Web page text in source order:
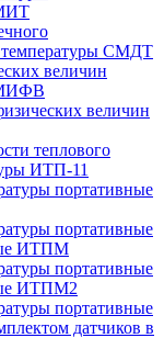
температуры СМДТ
величин
величин
теплового
ИТП-11
портативные
портативные
ИТПМ
портативные
ИТПМ2
портативные
датчиков в